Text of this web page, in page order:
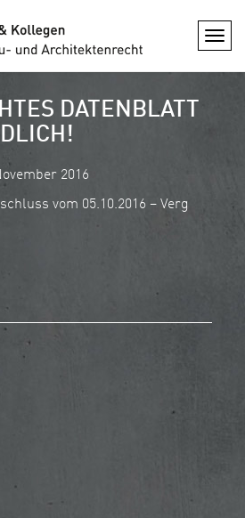
DATENBLATT
2016
vom 05.10.2016 – Verg